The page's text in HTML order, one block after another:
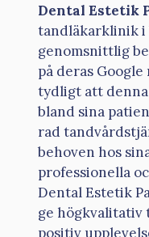
Dental Estetik
tandläkarklinik i
genomsnittlig
på deras
tydligt att
bland sina
rad
behoven hos
professionella
Dental Estetik
ge högkvalitativ
positiv